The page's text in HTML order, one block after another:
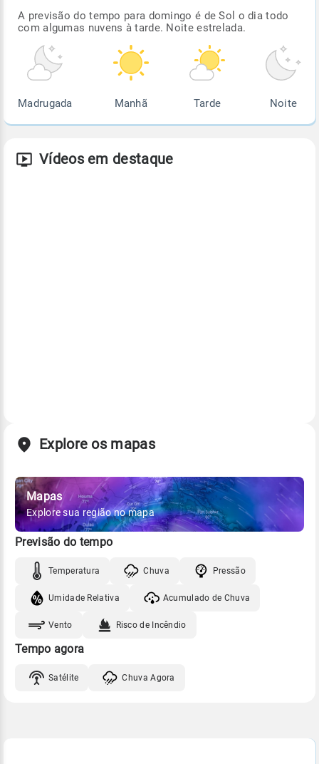
A previsão do tempo para domingo é de Sol o dia todo
com algumas nuvens à tarde. Noite estrelada.
Madrugada Manhã Tarde Noite
Vídeos em destaque
Explore os mapas
Mapas
Explore sua região no mapa
Previsão do tempo
Temperatura Chuva Pressão
Umidade Relativa Acumulado de Chuva
Vento Risco de Incêndio
Tempo agora
Satélite Chuva Agora